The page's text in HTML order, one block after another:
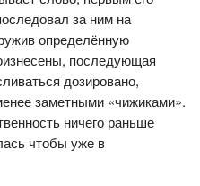
за ним на
определённую
последующая
дозировано,
заметными «чижиками».
ничего раньше
чтобы уже в